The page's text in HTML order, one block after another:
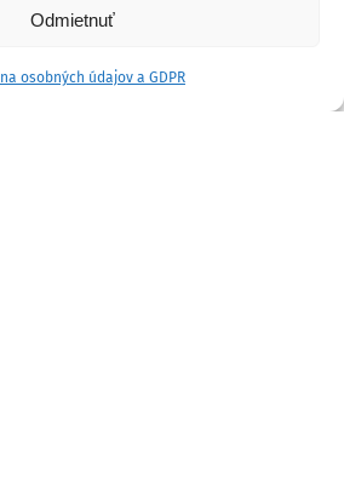
Odmietnuť
osobných údajov a GDPR